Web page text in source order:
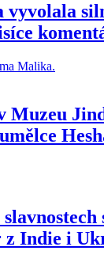
vyvolala
Muzeu
z Indie i